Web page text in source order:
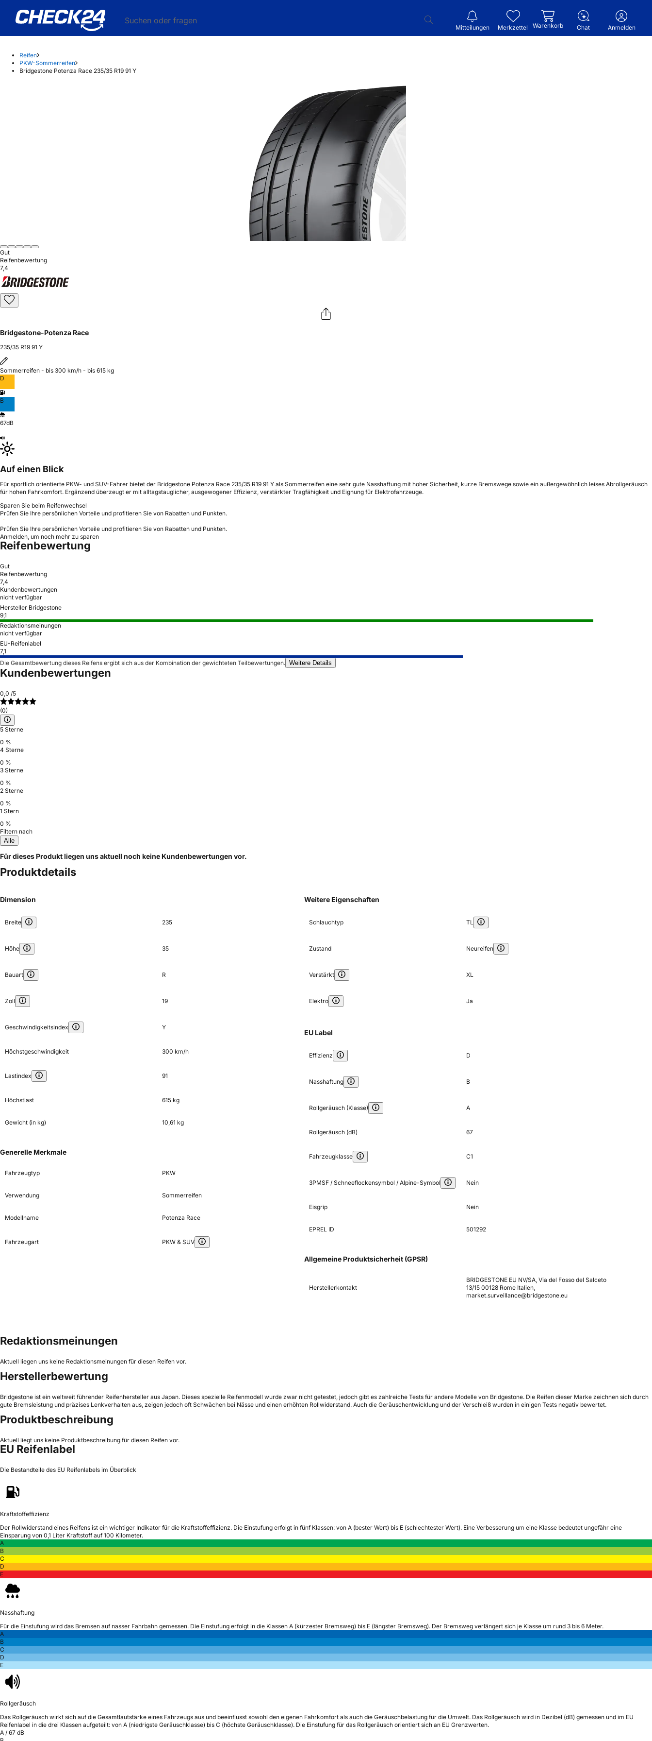
Suchen oder fragen
Mitteilungen Merkzettel Warenkorb Chat Anmelden
Reifen
PKW-Sommerreifen
Bridgestone Potenza Race 235/35 R19 91 Y
Gut
Reifenbewertung
7,4
Bridgestone-Potenza Race
235/35 R19 91 Y
Sommerreifen - bis 300 km/h - bis 615 kg
D
B
67dB
Auf einen Blick
Für sportlich orientierte PKW- und SUV-Fahrer bietet der Bridgestone Potenza Race 235/35 R19 91 Y als Sommerreifen eine sehr gute Nasshaftung mit hoher Sicherheit, kurze Bremswege sowie ein außergewöhnlich leises Abrollgeräusch
für hohen Fahrkomfort. Ergänzend überzeugt er mit alltagstauglicher, ausgewogener Effizienz, verstärkter Tragfähigkeit und Eignung für Elektrofahrzeuge.
Sparen Sie beim Reifenwechsel
Prüfen Sie Ihre persönlichen Vorteile und profitieren Sie von Rabatten und Punkten.
Prüfen Sie Ihre persönlichen Vorteile und profitieren Sie von Rabatten und Punkten.
Anmelden, um noch mehr zu sparen
Reifenbewertung
Gut
Reifenbewertung
7,4
Kundenbewertungen
nicht verfügbar
Hersteller Bridgestone
9,1
Redaktionsmeinungen
nicht verfügbar
EU-Reifenlabel
7,1
Die Gesamtbewertung dieses Reifens ergibt sich aus der Kombination der gewichteten Teilbewertungen. Weitere Details
Kundenbewertungen
0,0 /5
(0)
5 Sterne
0 %
4 Sterne
0 %
3 Sterne
0 %
2 Sterne
0 %
1 Stern
0 %
Filtern nach
Alle
Für dieses Produkt liegen uns aktuell noch keine Kundenbewertungen vor.
Produktdetails
Dimension
Breite 235
Höhe 35
Bauart R
Zoll 19
Geschwindigkeitsindex Y
Höchstgeschwindigkeit 300 km/h
Lastindex 91
Höchstlast 615 kg
Gewicht (in kg) 10,61 kg
Generelle Merkmale
Fahrzeugtyp PKW
Verwendung Sommerreifen
Modellname Potenza Race
Fahrzeugart PKW & SUV
Weitere Eigenschaften
Schlauchtyp TL
Zustand Neureifen
Verstärkt XL
Elektro Ja
EU Label
Effizienz D
Nasshaftung B
Rollgeräusch (Klasse) A
Rollgeräusch (dB) 67
Fahrzeugklasse C1
3PMSF / Schneeflockensymbol / Alpine-Symbol Nein
Eisgrip Nein
EPREL ID 501292
Allgemeine Produktsicherheit (GPSR)
Herstellerkontakt
BRIDGESTONE EU NV/SA, Via del Fosso del Salceto
13/15 00128 Rome Italien,
market.surveillance@bridgestone.eu
Redaktionsmeinungen
Aktuell liegen uns keine Redaktionsmeinungen für diesen Reifen vor.
Herstellerbewertung
Bridgestone ist ein weltweit führender Reifenhersteller aus Japan. Dieses spezielle Reifenmodell wurde zwar nicht getestet, jedoch gibt es zahlreiche Tests für andere Modelle von Bridgestone. Die Reifen dieser Marke zeichnen sich durch
gute Bremsleistung und präzises Lenkverhalten aus, zeigen jedoch oft Schwächen bei Nässe und einen erhöhten Rollwiderstand. Auch die Geräuschentwicklung und der Verschleiß wurden in einigen Tests negativ bewertet.
Produktbeschreibung
Aktuell liegt uns keine Produktbeschreibung für diesen Reifen vor.
EU Reifenlabel
Die Bestandteile des EU Reifenlabels im Überblick
Kraftstoffeffizienz
Der Rollwiderstand eines Reifens ist ein wichtiger Indikator für die Kraftstoffeffizienz. Die Einstufung erfolgt in fünf Klassen: von A (bester Wert) bis E (schlechtester Wert). Eine Verbesserung um eine Klasse bedeutet ungefähr eine
Einsparung von 0,1 Liter Kraftstoff auf 100 Kilometer.
A
B
C
D
E
Nasshaftung
Für die Einstufung wird das Bremsen auf nasser Fahrbahn gemessen. Die Einstufung erfolgt in die Klassen A (kürzester Bremsweg) bis E (längster Bremsweg). Der Bremsweg verlängert sich je Klasse um rund 3 bis 6 Meter.
A
B
C
D
E
Rollgeräusch
Das Rollgeräusch wirkt sich auf die Gesamtlautstärke eines Fahrzeugs aus und beeinflusst sowohl den eigenen Fahrkomfort als auch die Geräuschbelastung für die Umwelt. Das Rollgeräusch wird in Dezibel (dB) gemessen und im EU
Reifenlabel in die drei Klassen aufgeteilt: von A (niedrigste Geräuschklasse) bis C (höchste Geräuschklasse). Die Einstufung für das Rollgeräusch orientiert sich an EU Grenzwerten.
A / 67 dB